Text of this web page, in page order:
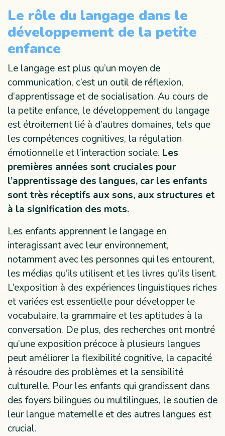
Le rôle du langage dans le
développement de la petite
enfance
Le langage est plus qu’un moyen de
communication, c’est un outil de réflexion,
d’apprentissage et de socialisation. Au cours de
la petite enfance, le développement du langage
est étroitement lié à d’autres domaines, tels que
les compétences cognitives, la régulation
émotionnelle et l’interaction sociale. Les
premières années sont cruciales pour
l’apprentissage des langues, car les enfants
sont très réceptifs aux sons, aux structures et
à la signification des mots.
Les enfants apprennent le langage en
interagissant avec leur environnement,
notamment avec les personnes qui les entourent,
les médias qu’ils utilisent et les livres qu’ils lisent.
L’exposition à des expériences linguistiques riches
et variées est essentielle pour développer le
vocabulaire, la grammaire et les aptitudes à la
conversation. De plus, des recherches ont montré
qu’une exposition précoce à plusieurs langues
peut améliorer la flexibilité cognitive, la capacité
à résoudre des problèmes et la sensibilité
culturelle. Pour les enfants qui grandissent dans
des foyers bilingues ou multilingues, le soutien de
leur langue maternelle et des autres langues est
crucial.